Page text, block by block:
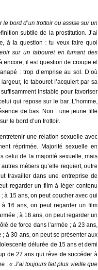
bord d’un trottoir ou assise sur un
subtile de la prostitution. J’ai
à la question : tu veux faire quoi
sur un tabouret en fumant des
encore, il est question de croupe et
: trop d’emprise au sol. D’où
le tabouret l’acquiert par sa
instable pour favoriser
qui repose sur le bar. L’homme,
de bas. Non : une jeune fille
le bord d’un trottoir.
une relation sexuelle avec
réprimée. Majorité sexuelle en
celui de la majorité sexuelle, mais
métiers qu’elle requiert, outre
travailler dans une entreprise de
regarder un film à léger contenu
à 15 ans, on peut coucher avec qui
à 16 ans, on peut regarder un film
; à 18 ans, on peut regarder un
de force dans l’armée ; à 23 ans,
à 30 ans, on peut se présenter aux
délurée de 15 ans et demi
de 27 ans qui rêve de succéder à
:« J’ai toujours fait plus vieille que